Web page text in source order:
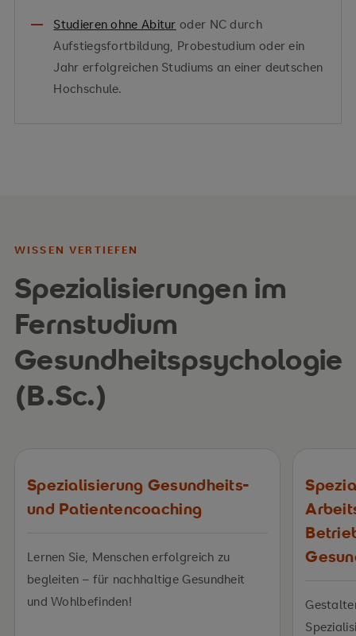
Studieren ohne Abitur oder NC durch
Aufstiegsfortbildung, Probestudium oder ein
Jahr erfolgreichen Studiums an einer deutschen
Hochschule.
WISSEN VERTIEFEN
Spezialisierungen im
Fernstudium
Gesundheitspsychologie
(B.Sc.)
Spezialisierung Gesundheits-
und Patientencoaching
Lernen Sie, Menschen erfolgreich zu
begleiten – für nachhaltige Gesundheit
und Wohlbefinden!